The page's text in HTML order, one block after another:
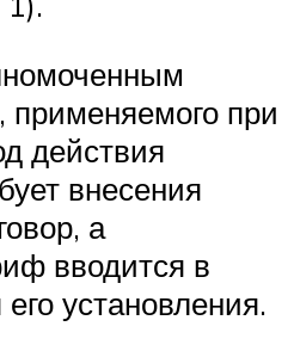
применяемого при
действия
внесения
а
вводится в
установления.